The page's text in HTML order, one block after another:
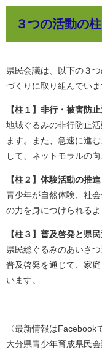
３つの活動の柱
県民会議は、以下の３
づくりに取り組んでいま
【柱１】非行・被害防
地域ぐるみの非行防止
ます。また、急速に進
して、ネットモラルの
【柱２】体験活動の推進
青少年が自然体験、社
の力を身につけられる
【柱３】普及啓発と県
県民総ぐるみのあいさ
普及啓発を通じて、家
います。
〈最新情報はFacebook
大分県青少年育成県民会